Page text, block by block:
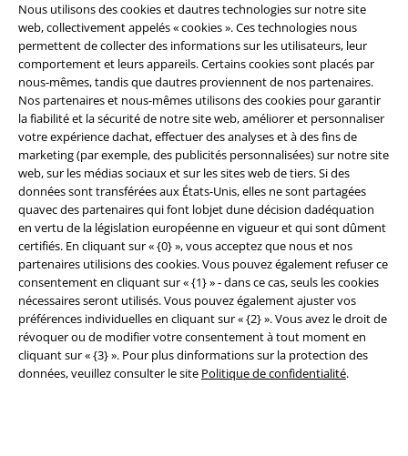
Nous utilisons des cookies et dautres technologies sur notre site
web, collectivement appelés « cookies ». Ces technologies nous
permettent de collecter des informations sur les utilisateurs, leur
comportement et leurs appareils. Certains cookies sont placés par
nous-mêmes, tandis que dautres proviennent de nos partenaires.
Nos partenaires et nous-mêmes utilisons des cookies pour garantir
la fiabilité et la sécurité de notre site web, améliorer et personnaliser
votre expérience dachat, effectuer des analyses et à des fins de
marketing (par exemple, des publicités personnalisées) sur notre site
web, sur les médias sociaux et sur les sites web de tiers. Si des
données sont transférées aux États-Unis, elles ne sont partagées
quavec des partenaires qui font lobjet dune décision dadéquation
en vertu de la législation européenne en vigueur et qui sont dûment
certifiés. En cliquant sur « {0} », vous acceptez que nous et nos
partenaires utilisions des cookies. Vous pouvez également refuser ce
consentement en cliquant sur « {1} » - dans ce cas, seuls les cookies
nécessaires seront utilisés. Vous pouvez également ajuster vos
préférences individuelles en cliquant sur « {2} ». Vous avez le droit de
révoquer ou de modifier votre consentement à tout moment en
cliquant sur « {3} ». Pour plus dinformations sur la protection des
données, veuillez consulter le site Politique de confidentialité.
Légal
Conditions générales
Éditeur
Clauses de confidentialité
Élimination des déchets et protection de l'environnement
Déclaration de Conformité